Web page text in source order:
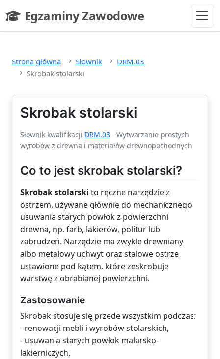
Egzaminy Zawodowe
- strona główna
Strona główna Słownik
DRM.03
Skrobak stolarski
Skrobak stolarski
Słownik kwalifikacji DRM.03 - Wytwarzanie prostych
wyrobów z drewna i materiałów drewnopochodnych
Co to jest skrobak stolarski?
Skrobak stolarski to ręczne narzędzie z
ostrzem, używane głównie do mechanicznego
usuwania starych powłok z powierzchni
drewna, np. farb, lakierów, politur lub
zabrudzeń. Narzędzie ma zwykle drewniany
albo metalowy uchwyt oraz stalowe ostrze
ustawione pod kątem, które zeskrobuje
warstwę z obrabianej powierzchni.
Zastosowanie
Skrobak stosuje się przede wszystkim podczas:
- renowacji mebli i wyrobów stolarskich,
- usuwania starych powłok malarsko-
lakierniczych,